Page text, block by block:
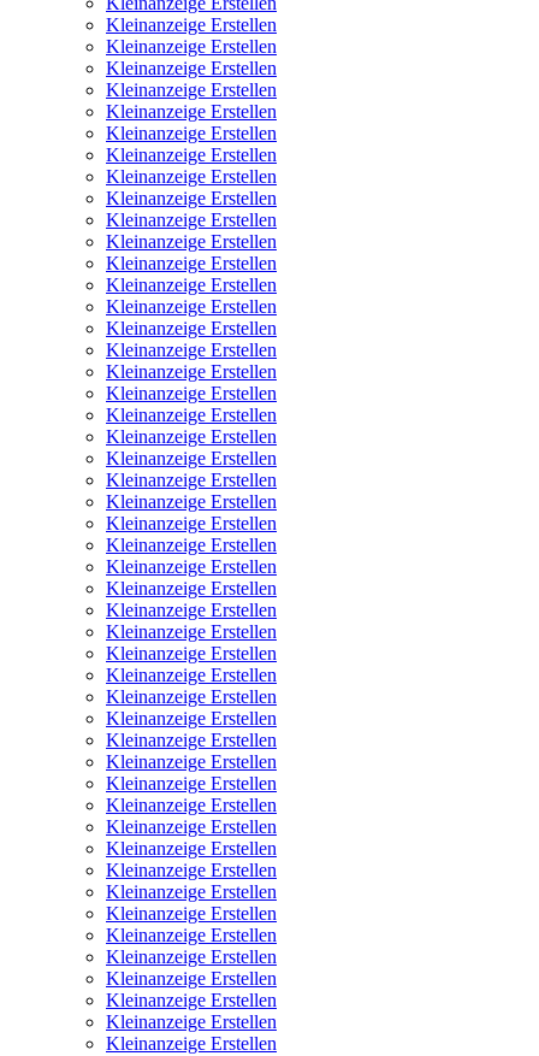
Kleinanzeige Erstellen
Kleinanzeige Erstellen
Kleinanzeige Erstellen
Kleinanzeige Erstellen
Kleinanzeige Erstellen
Kleinanzeige Erstellen
Kleinanzeige Erstellen
Kleinanzeige Erstellen
Kleinanzeige Erstellen
Kleinanzeige Erstellen
Kleinanzeige Erstellen
Kleinanzeige Erstellen
Kleinanzeige Erstellen
Kleinanzeige Erstellen
Kleinanzeige Erstellen
Kleinanzeige Erstellen
Kleinanzeige Erstellen
Kleinanzeige Erstellen
Kleinanzeige Erstellen
Kleinanzeige Erstellen
Kleinanzeige Erstellen
Kleinanzeige Erstellen
Kleinanzeige Erstellen
Kleinanzeige Erstellen
Kleinanzeige Erstellen
Kleinanzeige Erstellen
Kleinanzeige Erstellen
Kleinanzeige Erstellen
Kleinanzeige Erstellen
Kleinanzeige Erstellen
Kleinanzeige Erstellen
Kleinanzeige Erstellen
Kleinanzeige Erstellen
Kleinanzeige Erstellen
Kleinanzeige Erstellen
Kleinanzeige Erstellen
Kleinanzeige Erstellen
Kleinanzeige Erstellen
Kleinanzeige Erstellen
Kleinanzeige Erstellen
Kleinanzeige Erstellen
Kleinanzeige Erstellen
Kleinanzeige Erstellen
Kleinanzeige Erstellen
Kleinanzeige Erstellen
Kleinanzeige Erstellen
Kleinanzeige Erstellen
Kleinanzeige Erstellen